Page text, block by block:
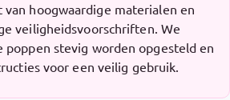
van hoogwaardige materialen en
veiligheidsvoorschriften. We
poppen stevig worden opgesteld en
voor een veilig gebruik.